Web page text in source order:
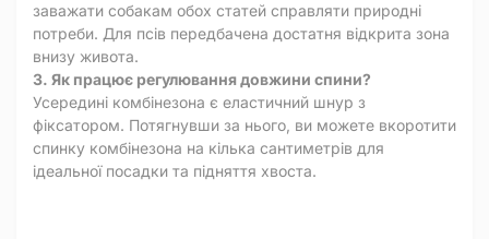
заважати собакам обох статей справляти природні
потреби. Для псів передбачена достатня відкрита зона
внизу живота.
3. Як працює регулювання довжини спини?
Усередині комбінезона є еластичний шнур з
фіксатором. Потягнувши за нього, ви можете вкоротити
спинку комбінезона на кілька сантиметрів для
ідеальної посадки та підняття хвоста.